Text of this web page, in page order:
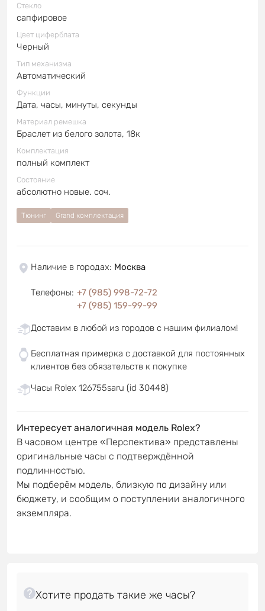
Стекло
сапфировое
Цвет циферблата
Черный
Тип механизма
Автоматический
Функции
Дата, часы, минуты, секунды
Материал ремешка
Браслет из белого золота, 18к
Комплектация
полный комплект
Состояние
абсолютно новые. соч.
Тюнинг Grand комплектация
Наличие в городах: Москва
Телефоны: +7 (985) 998-72-72
+7 (985) 159-99-99
Доставим в любой из городов с нашим филиалом!
Бесплатная примерка с доставкой для постоянных
клиентов без обязательств к покупке
Часы Rolex 126755saru (id 30448)
Интересует аналогичная модель Rolex?
В часовом центре «Перспектива» представлены
оригинальные часы с подтверждённой
подлинностью.
Мы подберём модель, близкую по дизайну или
бюджету, и сообщим о поступлении аналогичного
экземпляра.